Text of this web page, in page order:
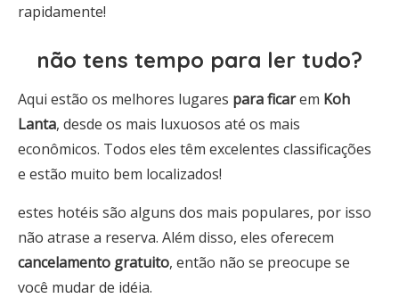
rapidamente!
não tens tempo para ler tudo?
Aqui estão os melhores lugares para ficarem Koh
Lanta, desde os mais luxuosos até os mais
econômicos. Todos eles têm excelentes classificações
e estão muito bem localizados!
estes hotéis são alguns dos mais populares, por isso
não atrase a reserva. Além disso, eles oferecem
cancelamento gratuito, então não se preocupe se
você mudar de idéia.